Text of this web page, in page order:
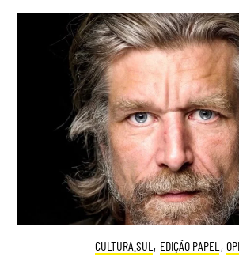
CULTURA.SUL , EDIÇÃO PAPEL ,